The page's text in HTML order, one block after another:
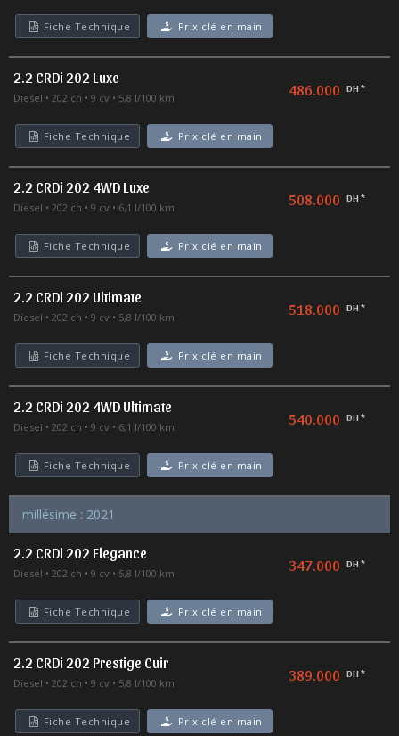
Fiche Technique Prix clé en main
2.2 CRDi 202 Luxe
Diesel 202 ch 9 cv 5,8 l/100 km 486.000 DH *
Fiche Technique Prix clé en main
2.2 CRDi 202 4WD Luxe
Diesel 202 ch 9 cv 6,1 l/100 km 508.000 DH *
Fiche Technique Prix clé en main
2.2 CRDi 202 Ultimate
Diesel 202 ch 9 cv 5,8 l/100 km 518.000 DH *
Fiche Technique Prix clé en main
2.2 CRDi 202 4WD Ultimate
Diesel 202 ch 9 cv 6,1 l/100 km 540.000 DH *
Fiche Technique Prix clé en main
millésime : 2021
2.2 CRDi 202 Elegance
Diesel 202 ch 9 cv 5,8 l/100 km 347.000 DH *
Fiche Technique Prix clé en main
2.2 CRDi 202 Prestige Cuir
Diesel 202 ch 9 cv 5,8 l/100 km 389.000 DH *
Fiche Technique Prix clé en main